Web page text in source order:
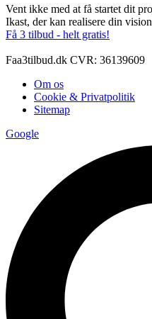
Vent ikke med at få startet dit
Ikast, der kan realisere din
Få 3 tilbud - helt gratis!
Faa3tilbud.dk CVR: 36139609
Om os
Cookie & Privatpolitik
Sitemap
Google